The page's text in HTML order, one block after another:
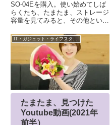
SO-04Eを購入。使い始めてしば
らくたち、たまたま、ストレージ
容量を見てみると、その他という
見。まあ、SO-02Cの時代と比べ
てたら.....でも気になるこれはな
んだ？？見てみると、Private と
いうフ...
たまたま、見つけた
Youtube動画(2021年
前半）